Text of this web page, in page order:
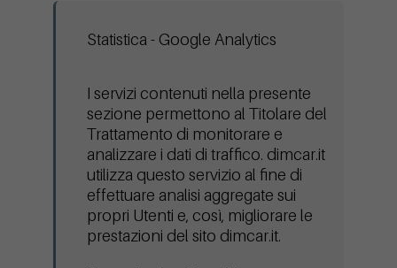
Statistica - Google Analytics
I servizi contenuti nella presente
sezione permettono al Titolare del
Trattamento di monitorare e
analizzare i dati di traffico. dimcar.it
utilizza questo servizio al fine di
effettuare analisi aggregate sui
propri Utenti e, così, migliorare le
prestazioni del sito dimcar.it.